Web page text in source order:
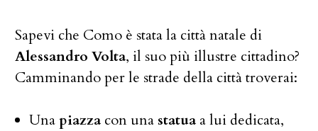
Sapevi che Como è stata la città natale di
Alessandro Volta, il suo più illustre cittadino?
Camminando per le strade della città troverai:
Unapiazza con una statua a lui dedicata,